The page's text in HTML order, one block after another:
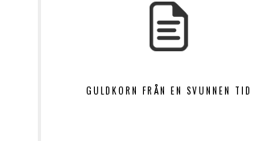
GULDKORN FRÅN EN SVUNNEN TID